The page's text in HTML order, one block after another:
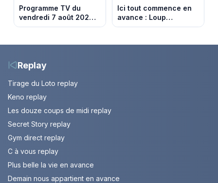
Programme TV du
vendredi 7 août 2026 :
notre sélection pour
Ici tout commence en
avance : Loup
découvre la trahison
10 août 2026 (spoiler)
Replay
Tirage du Loto replay
Keno replay
Les douze coups de midi replay
Secret Story replay
Gym direct replay
C à vous replay
Plus belle la vie en avance
Demain nous appartient en avance